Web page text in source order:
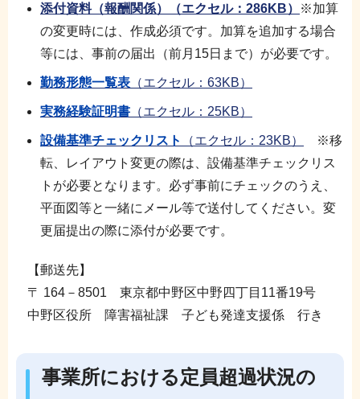
添付資料（報酬関係）（エクセル：286KB）
※加算
の変更時には、作成必須です。加算を追加する場合
等には、事前の届出（前月15日まで）が必要です。
勤務形態一覧表 （エクセル：63KB）
実務経験証明書 （エクセル：25KB）
設備基準チェックリスト （エクセル：23KB）
※移
転、レイアウト変更の際は、設備基準チェックリス
トが必要となります。必ず事前にチェックのうえ、
平面図等と一緒にメール等で送付してください。変
更届提出の際に添付が必要です。
【郵送先】
〒 164－8501 東京都中野区中野四丁目11番19号
中野区役所 障害福祉課 子ども発達支援係 行き
事業所における定員超過状況の